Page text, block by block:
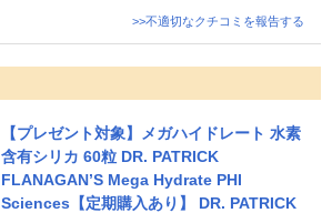
>>不適切なクチコミを報告する
【プレゼント対象】メガハイドレート 水素
含有シリカ 60粒 DR. PATRICK
FLANAGAN’S Mega Hydrate PHI
Sciences【定期購入あり】 DR. PATRICK